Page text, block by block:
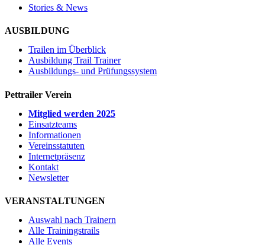
Stories & News
AUSBILDUNG
Trailen im Überblick
Ausbildung Trail Trainer
Ausbildungs- und Prüfungssystem
Pettrailer Verein
Mitglied werden 2025
Einsatzteams
Informationen
Vereinsstatuten
Internetpräsenz
Kontakt
Newsletter
VERANSTALTUNGEN
Auswahl nach Trainern
Alle Trainingstrails
Alle Events